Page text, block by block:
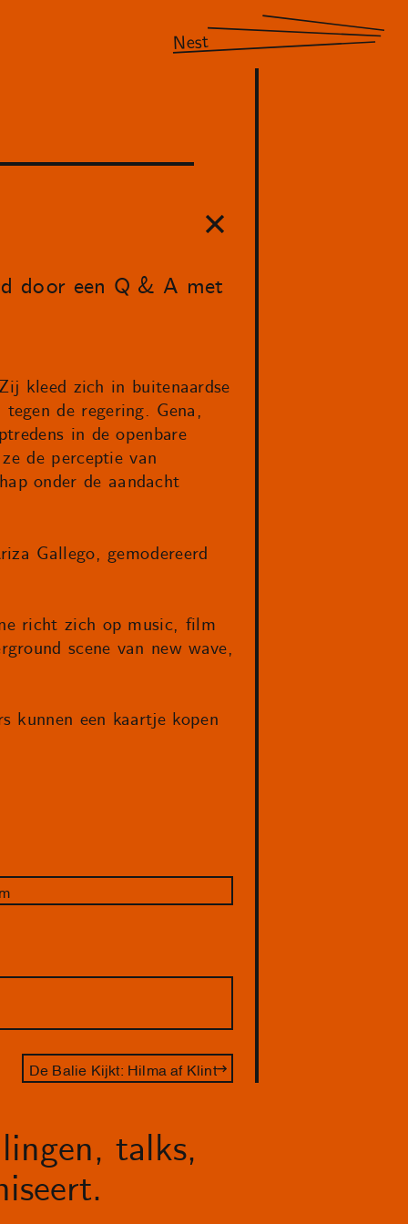
Nest
door een Q & A met
kleed zich in buitenaardse
de regering. Gena,
in de openbare
de perceptie van
onder de aandacht
Gallego, gemodereerd
richt zich op music, film
scene van new wave,
kunnen een kaartje kopen
De Balie Kijkt: Hilma af Klint
talks,